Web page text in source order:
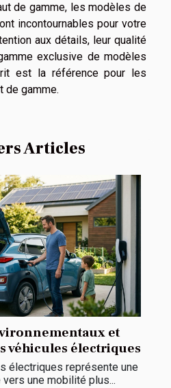
de gamme, les modèles de
incontournables pour votre
aux détails, leur qualité
exclusive de modèles
est la référence pour les
de gamme.
Articles
et
véhicules électriques
électriques représente une
une mobilité plus...